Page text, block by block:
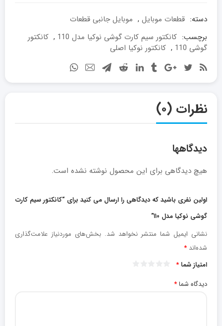
دسته: قطعات موبایل , موبایل جانبی قطعات
برچسب: کانکتور سیم کارت گوشی نوکیا مدل 110 , کانکتور
گوشی 110
, کانکتور نوکیا اصلی
نظرات (۰)
دیدگاهها
هیچ دیدگاهی برای این محصول نوشته نشده است.
اولین نفری باشید که دیدگاهی را ارسال می کنید برای “کانکتور سیم کارت
گوشی نوکیا مدل ۱۱۰”
نشانی ایمیل شما منتشر نخواهد شد. بخش‌های موردنیاز علامت‌گذاری
شده‌اند *
امتیاز شما*
دیدگاه شما*